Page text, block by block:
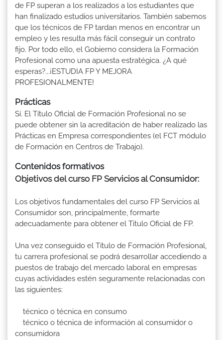
de FP superan a los realizados a los estudiantes que
han finalizado estudios universitarios. También sabemos
que los técnicos de FP tardan menos en encontrar un
empleo y les resulta más fácil conseguir un contrato
fijo. Por todo ello, el Gobierno considera la Formación
Profesional como una apuesta estratégica. ¿A qué
esperas?...¡ESTUDIA FP Y MEJORA
PROFESIONALMENTE!
Prácticas
Sí. El Título Oficial de Formación Profesional no se
puede obtener sin la acreditación de haber realizado las
Prácticas en Empresa correspondientes (el FCT módulo
de Formación en Centros de Trabajo).
Contenidos formativos
Objetivos del curso FP Servicios al Consumidor:
Los objetivos fundamentales del curso FP Servicios al
Consumidor son, principalmente, formarte
adecuadamente para obtener el Titulo Oficial de FP.
Una vez conseguido el Título de Formación Profesional,
tu carrera profesional se podrá desarrollar accediendo a
puestos de trabajo del mercado laboral en empresas
cuyas actividades estén seguramente relacionadas con
las siguientes:
técnico o técnica en consumo
técnico o técnica de información al consumidor o
consumidora